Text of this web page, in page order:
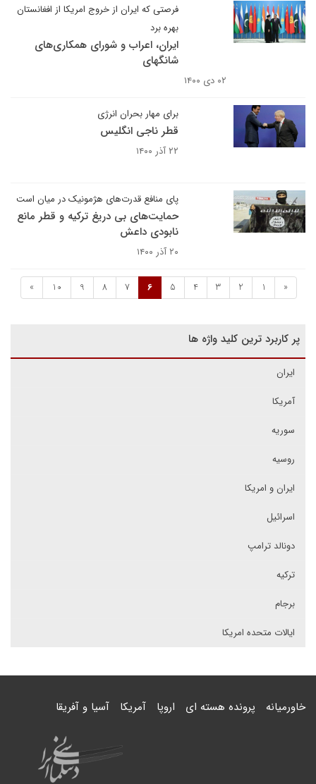
فرصتی که ایران از خروج امریکا از افغانستان
بهره برد
ایران، اعراب و شورای همکاری‌های
شانگهای
۰۲ دی ۱۴۰۰
برای مهار بحران انرژی
قطر ناجی انگلیس
۲۲ آذر ۱۴۰۰
پای منافع قدرت‌های هژمونیک در میان است
حمایت‌های بی دریغ ترکیه و قطر مانع
نابودی داعش
۲۰ آذر ۱۴۰۰
«
1
2
3
4
5
6
7
8
9
10
»
پر کاربرد ترین کلید واژه ها
ایران
آمریکا
سوریه
روسیه
ایران و امریکا
اسرائیل
دونالد ترامپ
ترکیه
برجام
ایالات متحده امریکا
خاورمیانه پرونده هسته ای اروپا آمریکا آسیا و آفریقا